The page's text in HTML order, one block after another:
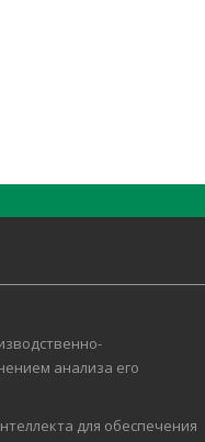
анализа его
для обеспечения